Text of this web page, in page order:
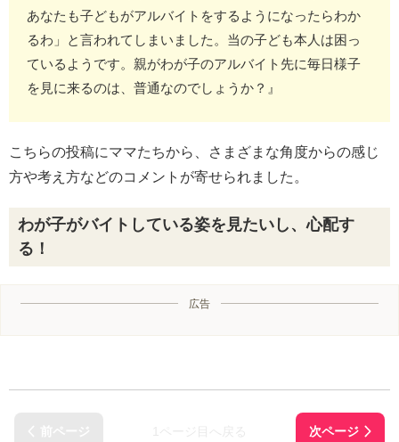
あなたも子どもがアルバイトをするようになったらわか
るわ」と言われてしまいました。当の子ども本人は困っ
ているようです。親がわが子のアルバイト先に毎日様子
を見に来るのは、普通なのでしょうか？』
こちらの投稿にママたちから、さまざまな角度からの感じ
方や考え方などのコメントが寄せられました。
わが子がバイトしている姿を見たいし、心配す
る！
広告